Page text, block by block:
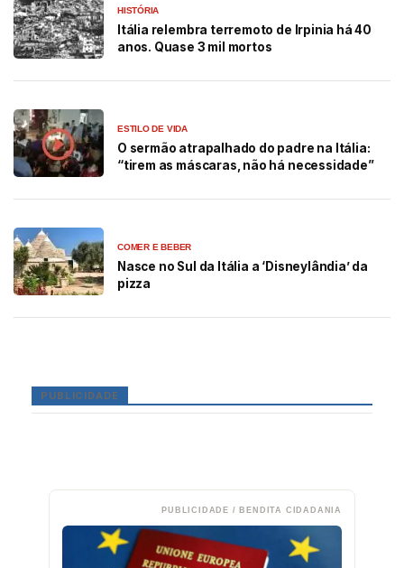
HISTÓRIA
Itália relembra terremoto de Irpinia há 40
anos. Quase 3 mil mortos
ESTILO DE VIDA
O sermão atrapalhado do padre na Itália:
“tirem as máscaras, não há necessidade”
COMER E BEBER
Nasce no Sul da Itália a ‘Disneylândia’ da
pizza
PUBLICIDADE
PUBLICIDADE / BENDITA CIDADANIA